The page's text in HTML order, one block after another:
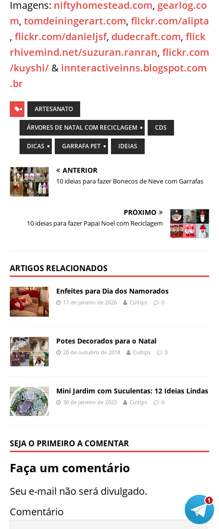
Imagens: niftyhomestead.com, gearlog.co
m, tomdeiningerart.com, flickr.com/alipta
, flickr.com/danieljsf, dudecraft.com, flick
rhivemind.net/suzuran.ranran, flickr.com
/kuyshi/ & innteractiveinns.blogspot.com
.br
ARTESANATO
ÁRVORES DE NATAL COM RECICLAGEM CDS
DICAS GARRAFA PET IDEIAS
ANTERIOR
10 ideias para fazer Bonecos de Neve com Garrafas
PRÓXIMO
10 ideias para fazer Papai Noel com Reciclagem
ARTIGOS RELACIONADOS
Enfeites para Dia dos Namorados
17 de janeiro de 2026 Cultips 0
Potes Decorados para o Natal
20 de outubro de 2018 Cultips 0
Mini Jardim com Suculentas: 12 Ideias Lindas
30 de janeiro de 2023 Cultips 0
SEJA O PRIMEIRO A COMENTAR
Faça um comentário
Seu e-mail não será divulgado.
Comentário